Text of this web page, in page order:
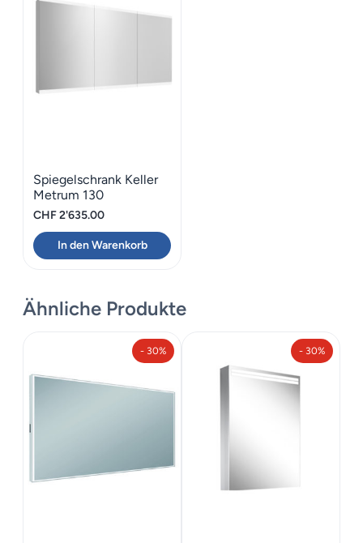
Spiegelschrank Keller
Metrum 130
CHF2'635.00
In den Warenkorb
Ähnliche Produkte
- 30% - 30%